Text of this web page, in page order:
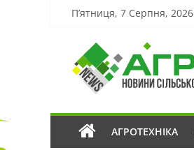
П’ятниця, 7 Серпня, 2026
АГРОТЕХНІКА